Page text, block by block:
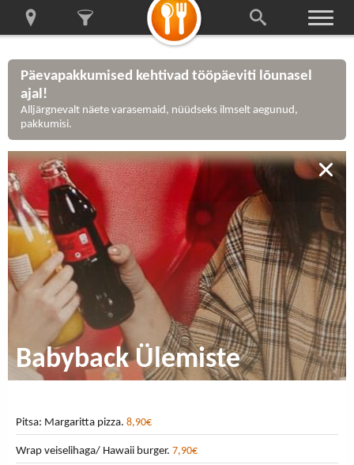
Päevapakkumised kehtivad tööpäeviti lõunasel
ajal!
Alljärgnevalt näete varasemaid, nüüdseks ilmselt aegunud,
pakkumisi.
Babyback Ülemiste
Pitsa: Margaritta pizza. 8,90€
Wrap veiselihaga/ Hawaii burger. 7,90€